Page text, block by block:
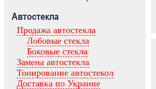
Автостекла
Продажа автостекла
Лобовые стекла
Боковые стекла
Замена автостекла
Тонирование автостекол
Доставка по Украине